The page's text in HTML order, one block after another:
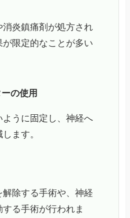
消炎鎮痛剤が処方され
が限定的なことが多い
の使用
ように固定し、神経へ
ます。
除する手術や、神経
る手術が行われま